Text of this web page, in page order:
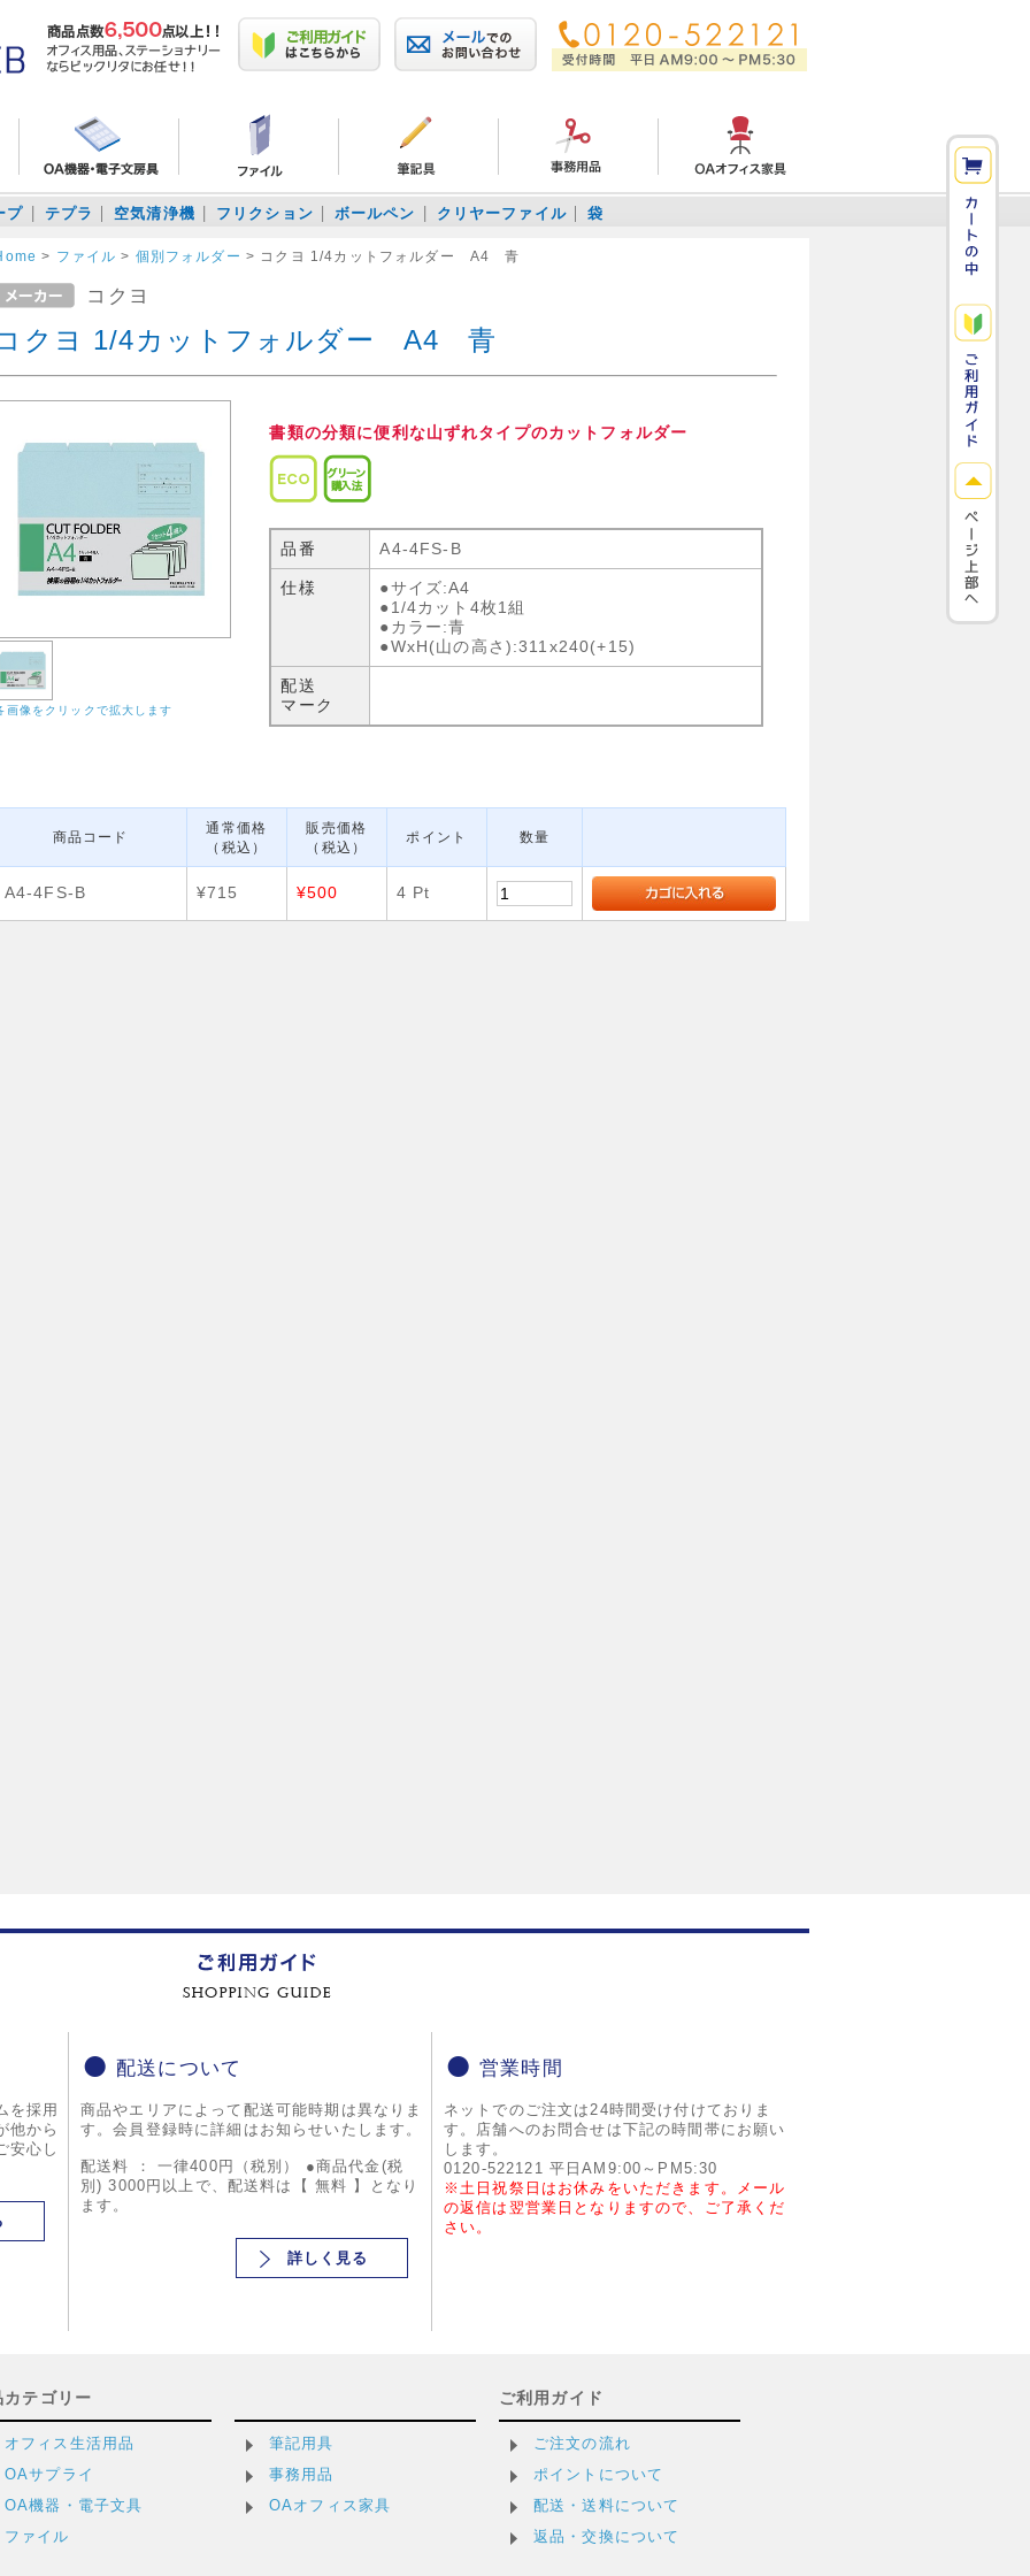
プ テプラ 空気清浄機 フリクション ボールペン クリヤーファイル 袋
> ファイル > 個別フォルダー > コクヨ 1/4カットフォルダー A4 青
コクヨ
クヨ 1/4カットフォルダー A4 青
画像をクリックで拡大します
書類の分類に便利な山ずれタイプのカットフォルダー
品番 A4-4FS-B
仕様
●サイズ:A4
●1/4カット4枚1組
●カラー:青
●WxH(山の高さ):311x240(+15)
配送
マーク
商品コード
通常価格
（税込）
販売価格
（税込）
ポイント 数量
A4-4FS-B ¥715 ¥500 4 Pt
を採用
他から
安心し
配送について
商品やエリアによって配送可能時期は異なりま
す。会員登録時に詳細はお知らせいたします。
配送料 ： 一律400円（税別） ●商品代金(税
別) 3000円以上で、配送料は【 無料 】となり
ます。
詳しく見る
営業時間
ネットでのご注文は24時間受け付けておりま
す。店舗へのお問合せは下記の時間帯にお願い
します。
0120-522121 平日AM9:00～PM5:30
※土日祝祭日はお休みをいただきます。メール
の返信は翌営業日となりますので、ご了承くだ
さい。
カテゴリー
オフィス生活用品
OAサプライ
OA機器・電子文具
ファイル
筆記用具
事務用品
OAオフィス家具
ご利用ガイド
ご注文の流れ
ポイントについて
配送・送料について
返品・交換について